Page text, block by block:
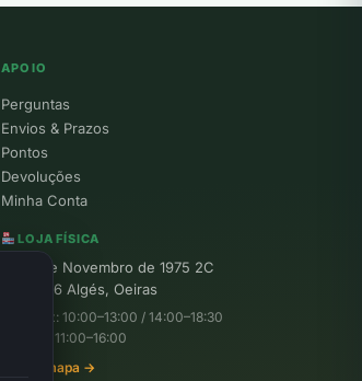
APOIO
Perguntas
Envios & Prazos
Pontos
Devoluções
Minha Conta
LOJA FÍSICA
R. 25 de Novembro de 1975 2C
1495-156 Algés, Oeiras
Seg–Sex: 10:00–13:00 / 14:00–18:30
Sábado: 11:00–16:00
Ver no mapa →